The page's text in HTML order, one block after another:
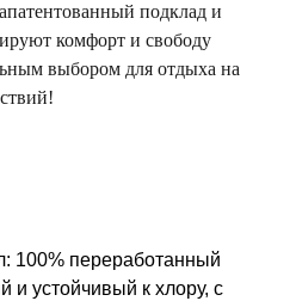
подклад и
комфорт и свободу
выбором для отдыха на
100% переработанный
и устойчивый к хлору, с